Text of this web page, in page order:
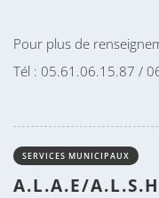
Pour plus de
Tél : 05.61.06.15.87 /
SERVICES MUNICIPAUX
A.L.A.E/